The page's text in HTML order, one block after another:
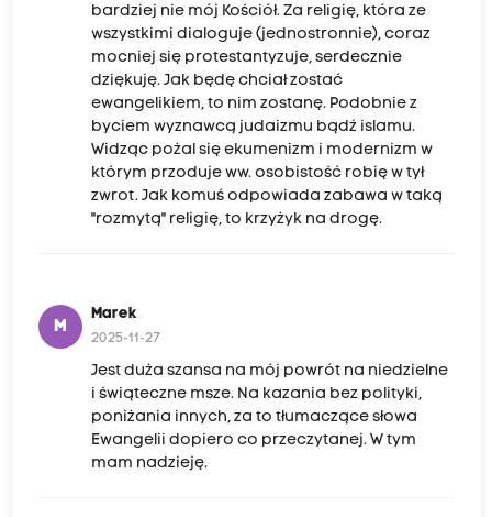
bardziej nie mój Kościół. Za religię, która ze
wszystkimi dialoguje (jednostronnie), coraz
mocniej się protestantyzuje, serdecznie
dziękuję. Jak będę chciał zostać
ewangelikiem, to nim zostanę. Podobnie z
byciem wyznawcą judaizmu bądź islamu.
Widząc pożal się ekumenizm i modernizm w
którym przoduje ww. osobistość robię w tył
zwrot. Jak komuś odpowiada zabawa w taką
"rozmytą" religię, to krzyżyk na drogę.
M
Marek
2025-11-27
Jest duża szansa na mój powrót na niedzielne
i świąteczne msze. Na kazania bez polityki,
poniżania innych, za to tłumaczące słowa
Ewangelii dopiero co przeczytanej. W tym
mam nadzieję.